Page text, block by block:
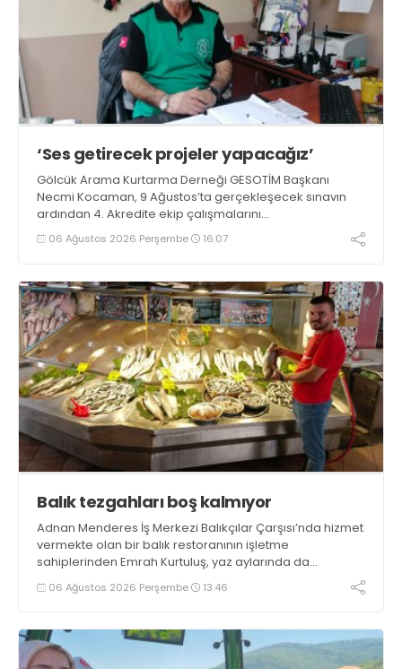
‘Ses getirecek projeler yapacağız’
Gölcük Arama Kurtarma Derneği GESOTİM Başkanı
Necmi Kocaman, 9 Ağustos’ta gerçekleşecek sınavın
ardından 4. Akredite ekip çalışmalarını
tamamlayacaklarını ifade ederek açıklamalarda
bulundu. Kocaman, “Gölcük’te ve Kocaeli genelinde ses
06 Ağustos 2026 Perşembe 16:07
Balık tezgahları boş kalmıyor
Adnan Menderes İş Merkezi Balıkçılar Çarşısı’nda hizmet
vermekte olan bir balık restoranının işletme
sahiplerinden Emrah Kurtuluş, yaz aylarında da
tezgahlarda taze balık bulunduğunu ifade ederek “Yıl
boyunca tezgahlarda taze balık bulmak mümkün
06 Ağustos 2026 Perşembe 13:46